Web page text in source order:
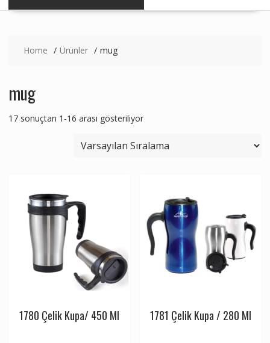
Home Ürünler mug
mug
17 sonuçtan 1-16 arası gösteriliyor
1780 Çelik Kupa/ 450 Ml 1781 Çelik Kupa / 280 Ml